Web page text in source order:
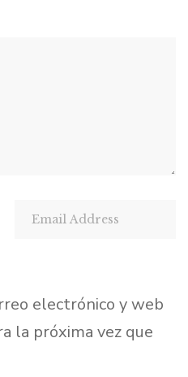
electrónico y web
la próxima vez que